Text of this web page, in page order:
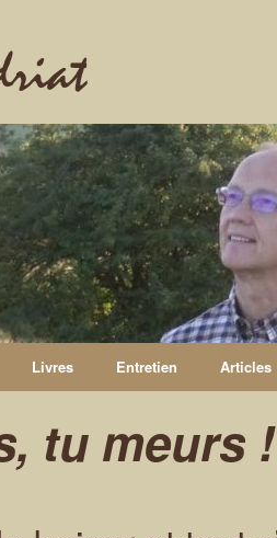
Livres Entretien Articles
tu meurs !